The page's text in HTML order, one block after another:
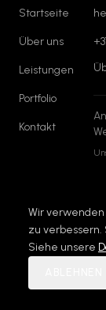
Startseite
Über uns
Leistungen
Portfolio
Kontakt
© 2026
Wir verwenden
zu
Siehe unsere